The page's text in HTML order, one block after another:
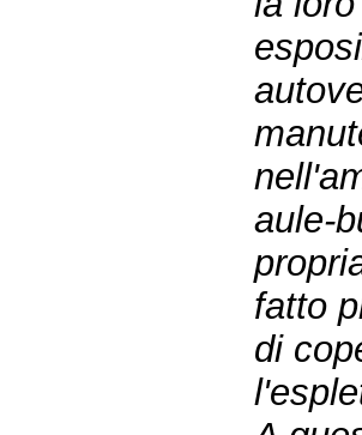
aule-
fatto
di